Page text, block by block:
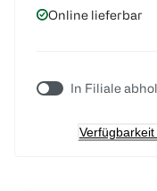
Online lieferbar
In Filiale